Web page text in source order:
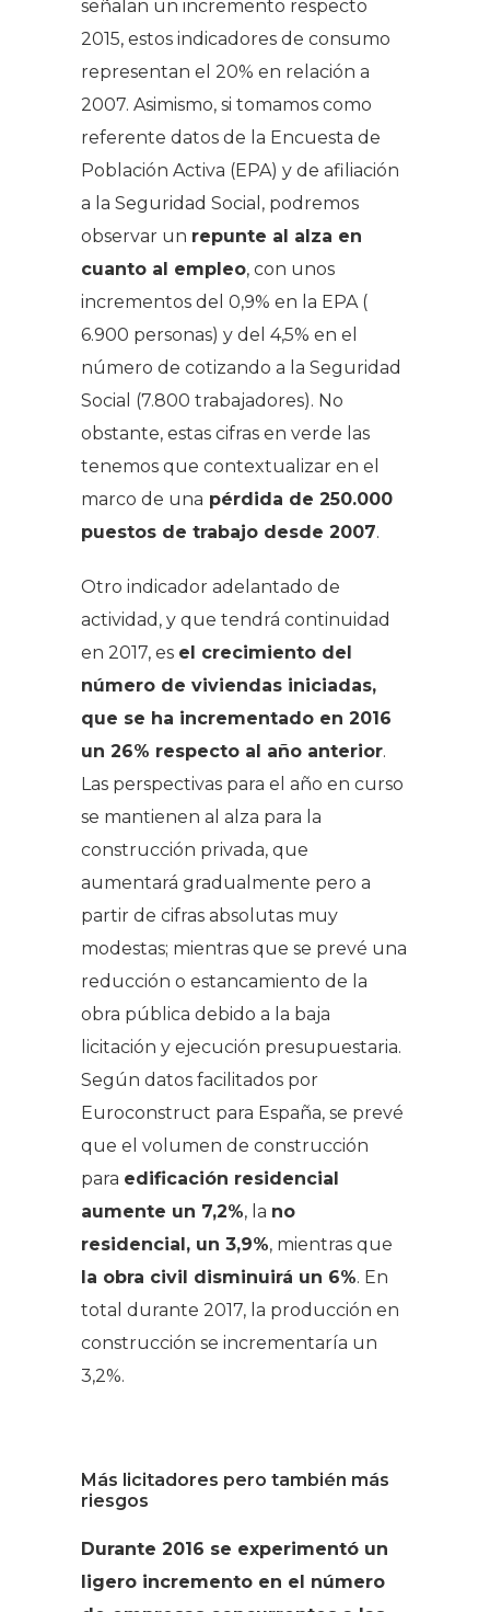
señalan un incremento respecto
2015, estos indicadores de consumo
representan el 20% en relación a
2007. Asimismo, si tomamos como
referente datos de la Encuesta de
Población Activa (EPA) y de afiliación
a la Seguridad Social, podremos
observar un repunte al alza en
cuanto al empleo, con unos
incrementos del 0,9% en la EPA (
6.900 personas) y del 4,5% en el
número de cotizando a la Seguridad
Social (7.800 trabajadores). No
obstante, estas cifras en verde las
tenemos que contextualizar en el
marco de una pérdida de 250.000
puestos de trabajo desde 2007.
Otro indicador adelantado de
actividad, y que tendrá continuidad
en 2017, es el crecimiento del
número de viviendas iniciadas,
que se ha incrementado en 2016
un 26% respecto al año anterior.
Las perspectivas para el año en curso
se mantienen al alza para la
construcción privada, que
aumentará gradualmente pero a
partir de cifras absolutas muy
modestas; mientras que se prevé una
reducción o estancamiento de la
obra pública debido a la baja
licitación y ejecución presupuestaria.
Según datos facilitados por
Euroconstruct para España, se prevé
que el volumen de construcción
para edificación residencial
aumente un 7,2%, la no
residencial, un 3,9%, mientras que
la obra civil disminuirá un 6%. En
total durante 2017, la producción en
construcción se incrementaría un
3,2%.
Más licitadores pero también más
riesgos
Durante 2016 se experimentó un
ligero incremento en el número